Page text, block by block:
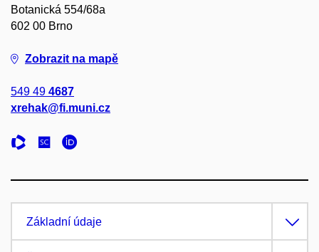
Botanická 554/68a
602 00 Brno
Zobrazit na mapě
549 49 4687
xrehak@fi.muni.cz
Základní údaje